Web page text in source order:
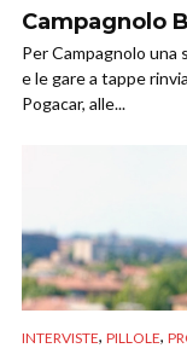
Campagnolo
Per Campagnolo
e le gare a tappe
Pogacar, alle...
INTERVISTE, PILLOLE,